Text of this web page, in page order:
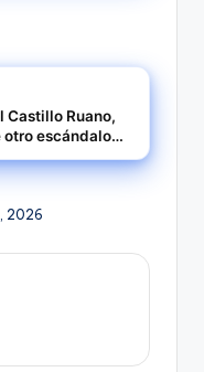
Castillo Ruano,
escándalo
del
sobre la
2026